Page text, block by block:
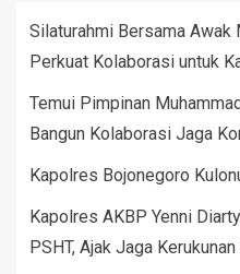
Silaturahmi Bersama
Perkuat Kolaborasi untuk
Temui Pimpinan
Bangun Kolaborasi Jaga
Kapolres Bojonegoro
Kapolres AKBP Yenni
PSHT, Ajak Jaga